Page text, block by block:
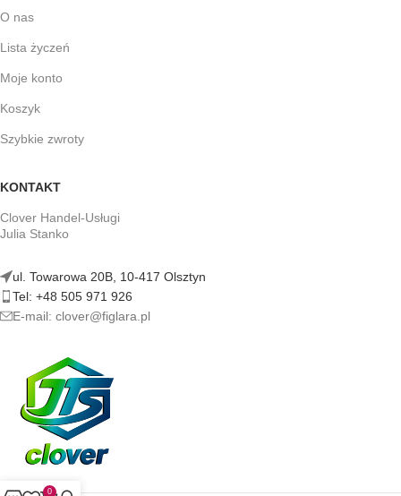
O nas
Lista życzeń
Moje konto
Koszyk
Szybkie zwroty
KONTAKT
Clover Handel-Usługi
Julia Stanko
ul. Towarowa 20B, 10-417 Olsztyn
Tel: +48 505 971 926
E-mail: clover@figlara.pl
0